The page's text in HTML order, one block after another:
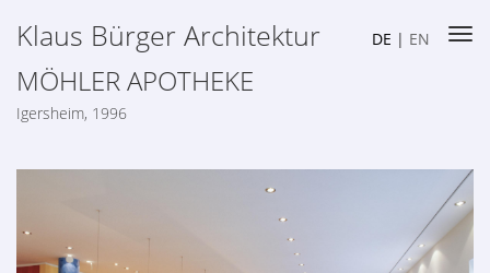
Klaus Bürger Architektur DE | EN
MÖHLER APOTHEKE
Igersheim, 1996